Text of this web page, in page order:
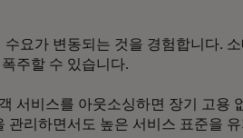
요가 변동되는 것을 경험합니다.
주할 수 있습니다.
서비스를 아웃소싱하면 장기 고용
관리하면서도 높은 서비스 표준을